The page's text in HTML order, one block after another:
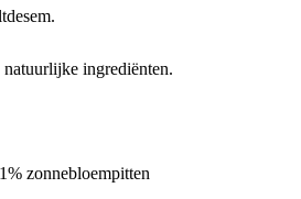
ingrediënten.
zonnebloempitten